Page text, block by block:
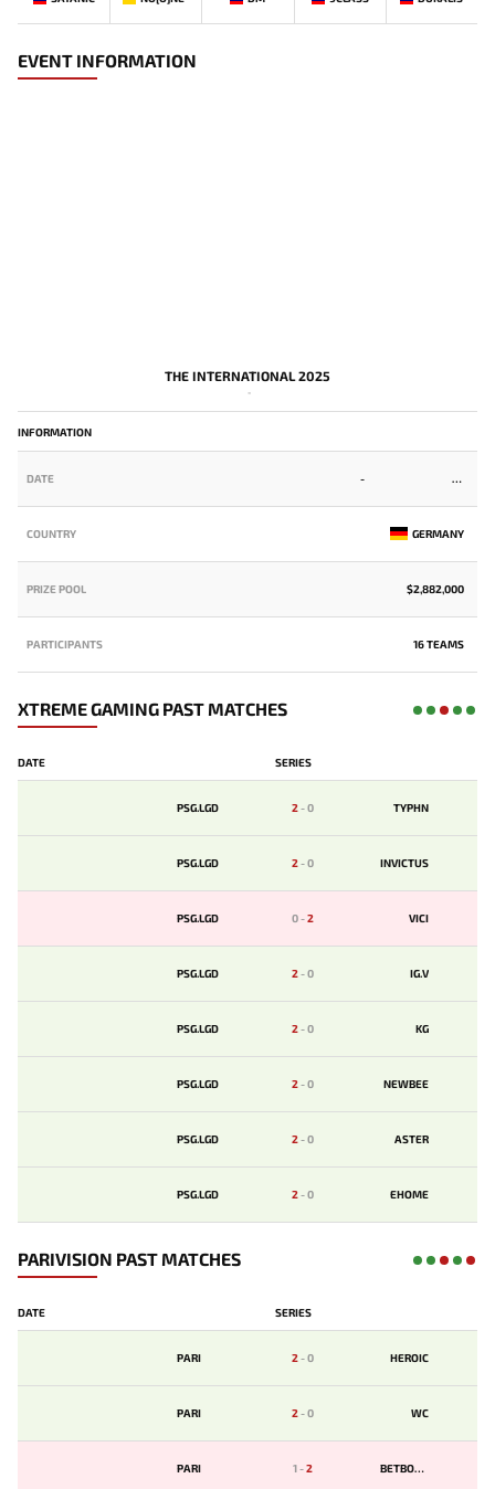
EVENT INFORMATION
THE INTERNATIONAL 2025
-
INFORMATION
DATE -
COUNTRY GERMANY
PRIZE POOL $2,882,000
PARTICIPANTS 16 TEAMS
XTREME GAMING PAST MATCHES
DATE SERIES
PSG.LGD 2-0 TYPHN
PSG.LGD 2-0 INVICTUS
PSG.LGD 0-2 VICI
PSG.LGD 2-0 IG.V
PSG.LGD 2-0 KG
PSG.LGD 2-0 NEWBEE
PSG.LGD 2-0 ASTER
PSG.LGD 2-0 EHOME
PARIVISION PAST MATCHES
DATE SERIES
PARI 2-0 HEROIC
PARI 2-0 WC
PARI 1-2 BETBOOM